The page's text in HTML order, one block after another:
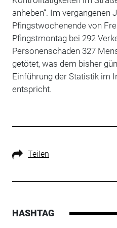
anheben“. Im vergangenen
Pfingstwochenende von
Pfingstmontag bei 292
Personenschaden 327
getötet, was dem bisher
Einführung der Statistik im
entspricht.
Teilen
HASHTAG